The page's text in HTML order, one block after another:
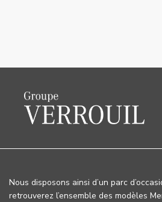
Nous disposons ainsi d’un parc
retrouverez l’ensemble des modèles